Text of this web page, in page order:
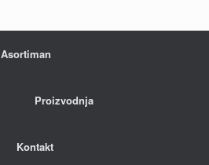
Asortiman
Proizvodnja
Kontakt